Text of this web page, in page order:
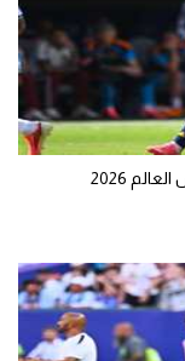
2026